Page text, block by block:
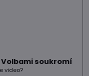
soukromí
video?